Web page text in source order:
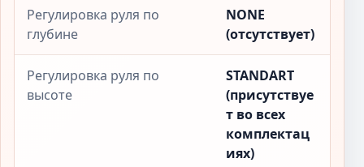
Регулировка руля по
глубине
NONE
(отсутствует)
Регулировка руля по
высоте
STANDART
(присутствуе
т во всех
комплектац
иях)